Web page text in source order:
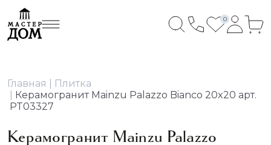
0
Главная
Плитка
Керамогранит Mainzu Palazzo Bianco 20x20 арт.
PT03327
Керамогранит Mainzu Palazzo